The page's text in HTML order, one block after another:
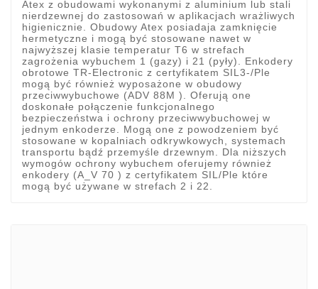
Atex z obudowami wykonanymi z aluminium lub stali
nierdzewnej do zastosowań w aplikacjach wrażliwych
higienicznie. Obudowy Atex posiadaja zamknięcie
hermetyczne i mogą być stosowane nawet w
najwyższej klasie temperatur T6 w strefach
zagrożenia wybuchem 1 (gazy) i 21 (pyły). Enkodery
obrotowe TR-Electronic z certyfikatem SIL3-/Ple
mogą być również wyposażone w obudowy
przeciwwybuchowe (ADV 88M ). Oferują one
doskonałe połączenie funkcjonalnego
bezpieczeństwa i ochrony przeciwwybuchowej w
jednym enkoderze. Mogą one z powodzeniem być
stosowane w kopalniach odkrywkowych, systemach
transportu bądź przemyśle drzewnym. Dla niższych
wymogów ochrony wybuchem oferujemy również
enkodery (A_V 70 ) z certyfikatem SIL/Ple które
mogą być używane w strefach 2 i 22.